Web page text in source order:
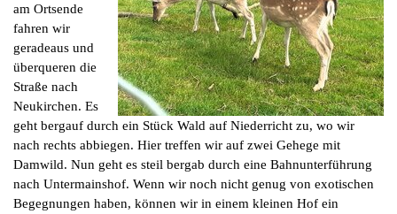
am Ortsende
fahren wir
geradeaus und
überqueren die
Straße nach
Neukirchen. Es
geht bergauf durch ein Stück Wald auf Niederricht zu, wo wir
nach rechts abbiegen. Hier treffen wir auf zwei Gehege mit
Damwild. Nun geht es steil bergab durch eine Bahnunterführung
nach Untermainshof. Wenn wir noch nicht genug von exotischen
Begegnungen haben, können wir in einem kleinen Hof ein